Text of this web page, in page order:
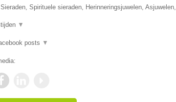
Spirituele sieraden, Herinneringsjuwelen, Asjuwelen,
▼
posts ▼